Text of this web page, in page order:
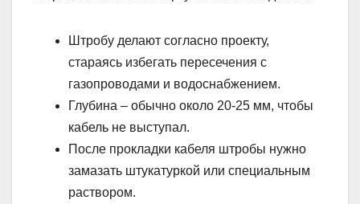
Штробу делают согласно проекту,
стараясь избегать пересечения с
газопроводами и водоснабжением.
Глубина – обычно около 20-25 мм, чтобы
кабель не выступал.
После прокладки кабеля штробы нужно
замазать штукатуркой или специальным
раствором.